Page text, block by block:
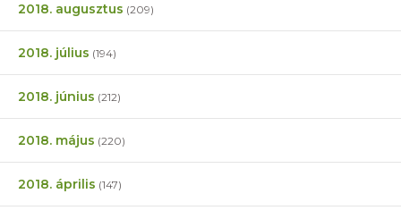
2018. augusztus (209)
2018. július (194)
2018. június (212)
2018. május (220)
2018. április (147)